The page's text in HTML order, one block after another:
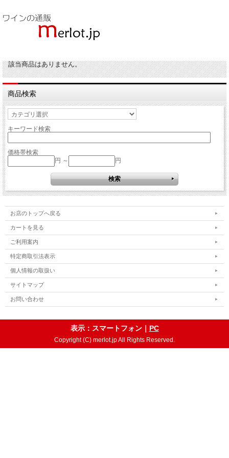
該当商品はありません。
商品検索
キーワード検索
価格帯検索
円 ～
円
お店のトップへ戻る
カートを見る
ご利用案内
特定商取引法表示
個人情報の取扱い
サイトマップ
お問い合わせ
表示：スマートフォン｜ PC
Copyright (C) merlot.jp All Rights Reserved.